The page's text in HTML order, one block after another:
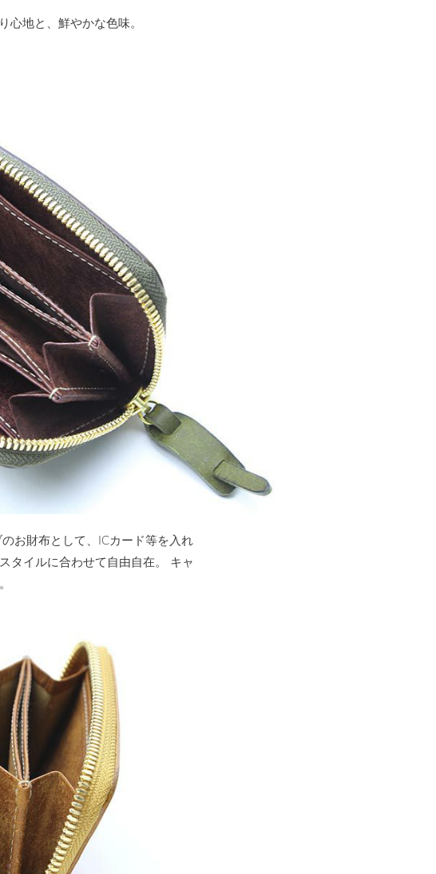
心地と、鮮やかな色味。
お財布として、ICカード等を入れ
タイルに合わせて自由自在。 キャ
。